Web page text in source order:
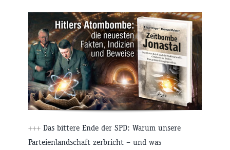
+++ Das bittere Ende der SPD: Warum unsere
Parteienlandschaft zerbricht – und was